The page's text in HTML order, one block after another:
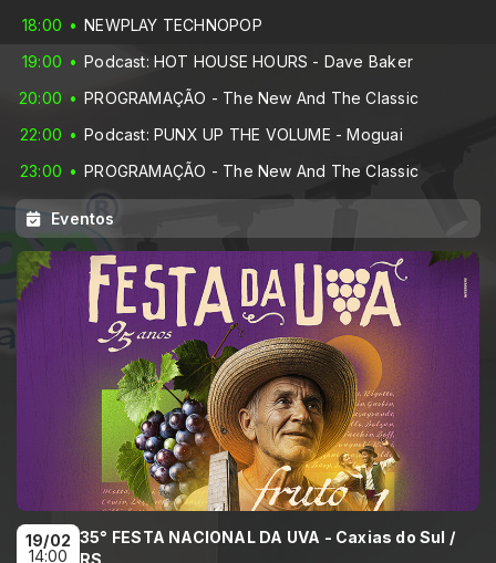
18:00
NEWPLAY TECHNOPOP
19:00
Podcast: HOT HOUSE HOURS - Dave Baker
20:00
PROGRAMAÇÃO - The New And The Classic
22:00
Podcast: PUNX UP THE VOLUME - Moguai
23:00
PROGRAMAÇÃO - The New And The Classic
Eventos
19/02
14:00
35° FESTA NACIONAL DA UVA - Caxias do Sul /